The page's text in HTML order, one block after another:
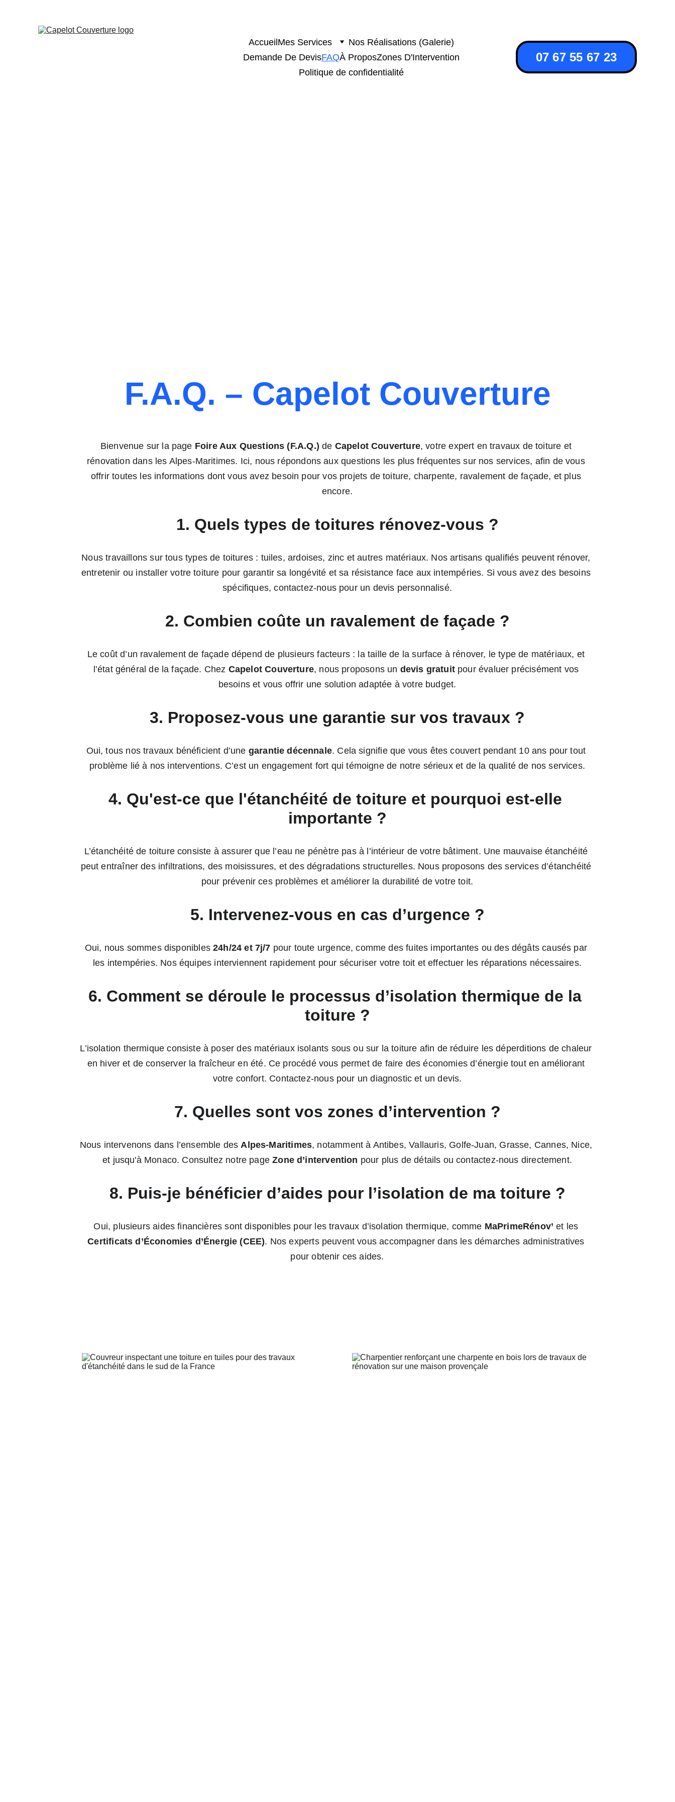
AccueilMes Services
Nos Réalisations (Galerie)
Demande De DevisFAQÀ ProposZones D'Intervention
Politique de confidentialité
07 67 55 67 23
Bienvenue sur la page Foire Aux Questions (F.A.Q.) de Capelot Couverture, votre expert en travaux de toiture et
rénovation dans les Alpes-Maritimes. Ici, nous répondons aux questions les plus fréquentes sur nos services, afin de vous
offrir toutes les informations dont vous avez besoin pour vos projets de toiture, charpente, ravalement de façade, et plus
encore.
1. Quels types de toitures rénovez-vous ?
Nous travaillons sur tous types de toitures : tuiles, ardoises, zinc et autres matériaux. Nos artisans qualifiés peuvent rénover,
entretenir ou installer votre toiture pour garantir sa longévité et sa résistance face aux intempéries. Si vous avez des besoins
spécifiques, contactez-nous pour un devis personnalisé.
2. Combien coûte un ravalement de façade ?
Le coût d’un ravalement de façade dépend de plusieurs facteurs : la taille de la surface à rénover, le type de matériaux, et
l’état général de la façade. Chez Capelot Couverture, nous proposons un devis gratuit pour évaluer précisément vos
besoins et vous offrir une solution adaptée à votre budget.
3. Proposez-vous une garantie sur vos travaux ?
Oui, tous nos travaux bénéficient d’une garantie décennale. Cela signifie que vous êtes couvert pendant 10 ans pour tout
problème lié à nos interventions. C’est un engagement fort qui témoigne de notre sérieux et de la qualité de nos services.
4. Qu'est-ce que l'étanchéité de toiture et pourquoi est-elle
importante ?
L’étanchéité de toiture consiste à assurer que l’eau ne pénètre pas à l’intérieur de votre bâtiment. Une mauvaise étanchéité
peut entraîner des infiltrations, des moisissures, et des dégradations structurelles. Nous proposons des services d’étanchéité
pour prévenir ces problèmes et améliorer la durabilité de votre toit.
5. Intervenez-vous en cas d’urgence ?
Oui, nous sommes disponibles 24h/24 et 7j/7 pour toute urgence, comme des fuites importantes ou des dégâts causés par
les intempéries. Nos équipes interviennent rapidement pour sécuriser votre toit et effectuer les réparations nécessaires.
6. Comment se déroule le processus d’isolation thermique de la
toiture ?
L’isolation thermique consiste à poser des matériaux isolants sous ou sur la toiture afin de réduire les déperditions de chaleur
en hiver et de conserver la fraîcheur en été. Ce procédé vous permet de faire des économies d’énergie tout en améliorant
votre confort. Contactez-nous pour un diagnostic et un devis.
7. Quelles sont vos zones d’intervention ?
Nous intervenons dans l’ensemble des Alpes-Maritimes, notamment à Antibes, Vallauris, Golfe-Juan, Grasse, Cannes, Nice,
et jusqu'à Monaco. Consultez notre page Zone d’intervention pour plus de détails ou contactez-nous directement.
8. Puis-je bénéficier d’aides pour l’isolation de ma toiture ?
Oui, plusieurs aides financières sont disponibles pour les travaux d’isolation thermique, comme MaPrimeRénov’ et les
Certificats d’Économies d’Énergie (CEE). Nos experts peuvent vous accompagner dans les démarches administratives
pour obtenir ces aides.
F.A.Q. – Capelot Couverture